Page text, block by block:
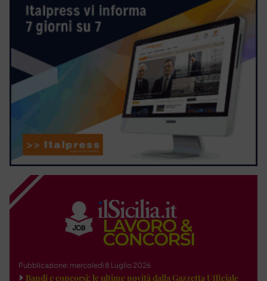
Pubblicazione: mercoledì 8 Luglio 2026
Bandi e concorsi: le ultime novità dalla Gazzetta Ufficiale